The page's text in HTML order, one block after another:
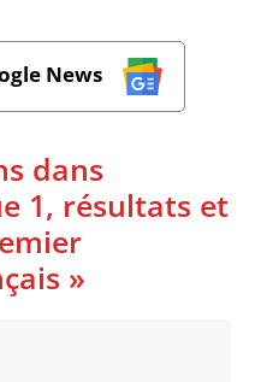
News
dans
1, résultats et
»